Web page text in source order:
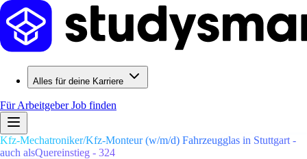
Alles für deine Karriere
Für ArbeitgeberJob finden
Kfz-Mechatroniker/Kfz-Monteur (w/m/d) Fahrzeugglas in Stuttgart -
auch alsQuereinstieg - 324